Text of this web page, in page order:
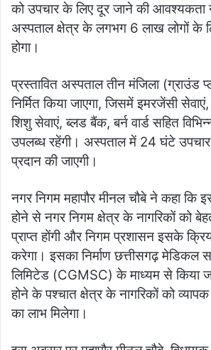
को उपचार के लिए दूर जाने की आवश्यकता
अस्पताल क्षेत्र के लगभग 6 लाख लोगों के
होगा।
प्रस्तावित अस्पताल तीन मंजिला (ग्राउंड
निर्मित किया जाएगा, जिसमें इमरजेंसी
शिशु सेवाएं, ब्लड बैंक, बर्न वार्ड सहित
उपलब्ध रहेंगी। अस्पताल में 24 घंटे उपचार
प्रदान की जाएगी।
नगर निगम महापौर मीनल चौबे ने कहा कि
होने से नगर निगम क्षेत्र के नागरिकों को
प्राप्त होंगी और निगम प्रशासन इसके
करेगा। इसका निर्माण छत्तीसगढ़ मेडिकल
लिमिटेड (CGMSC) के माध्यम से किया
होने के पश्चात क्षेत्र के नागरिकों को
का लाभ मिलेगा।